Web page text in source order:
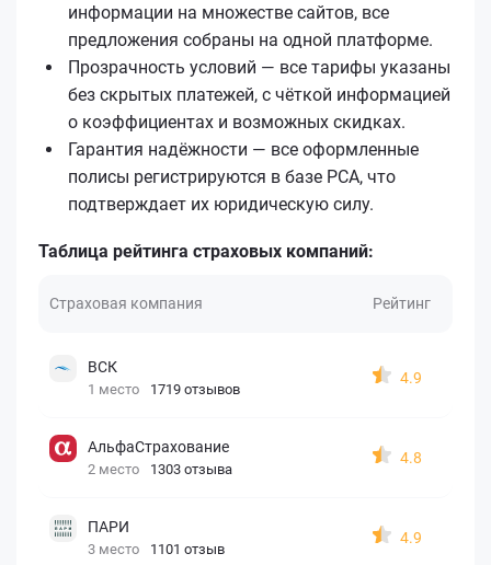
информации на множестве сайтов, все
предложения собраны на одной платформе.
Прозрачность условий — все тарифы указаны
без скрытых платежей, с чёткой информацией
о коэффициентах и возможных скидках.
Гарантия надёжности — все оформленные
полисы регистрируются в базе РСА, что
подтверждает их юридическую силу.
Таблица рейтинга страховых компаний:
Страховая компания Рейтинг
ВСК
1 место 1719 отзывов
4.9
АльфаСтрахование
2 место 1303 отзыва
4.8
ПАРИ
3 место 1101 отзыв
4.9